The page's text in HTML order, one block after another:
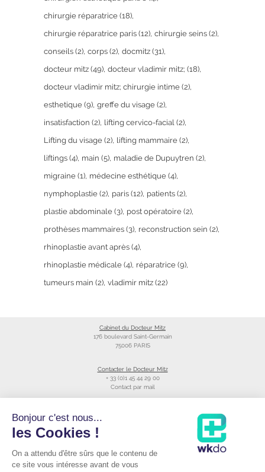
chirurgie réparatrice (18)
chirurgie réparatrice paris (12) chirurgie seins (2)
conseils (2) corps (2) docmitz (31)
docteur mitz (49) docteur vladimir mitz; (18)
docteur vladimir mitz; chirurgie intime (2)
esthetique (9) greffe du visage (2)
insatisfaction (2) lifting cervico-facial (2)
Lifting du visage (2) lifting mammaire (2)
liftings (4) main (5) maladie de Dupuytren (2)
migraine (1) médecine esthétique (4)
nymphoplastie (2) paris (12) patients (2)
plastie abdominale (3) post opératoire (2)
prothèses mammaires (3) reconstruction sein (2)
rhinoplastie avant après (4)
rhinoplastie médicale (4) réparatrice (9)
tumeurs main (2) vladimir mitz (22)
Cabinet du Docteur Mitz
176 boulevard Saint-Germain
75006 PARIS
Contacter le Docteur Mitz
+ 33 (0)1 45 44 29 00
Contact par mail
Raccourcis
Prendre RDV avec le Docteur Mitz
Bonjour c'est nous...
les Cookies !
On a attendu d'être sûrs que le contenu de
ce site vous intéresse avant de vous